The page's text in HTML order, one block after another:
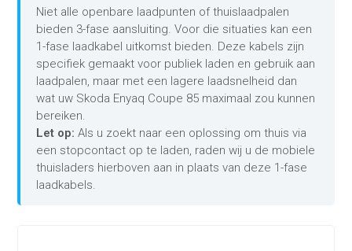
Niet alle openbare laadpunten of thuislaadpalen
bieden 3-fase aansluiting. Voor die situaties kan een
1-fase laadkabel uitkomst bieden. Deze kabels zijn
specifiek gemaakt voor publiek laden en gebruik aan
laadpalen, maar met een lagere laadsnelheid dan
wat uw Skoda Enyaq Coupe 85 maximaal zou kunnen
bereiken.
Let op: Als u zoekt naar een oplossing om thuis via
een stopcontact op te laden, raden wij u de mobiele
thuisladers hierboven aan in plaats van deze 1-fase
laadkabels.